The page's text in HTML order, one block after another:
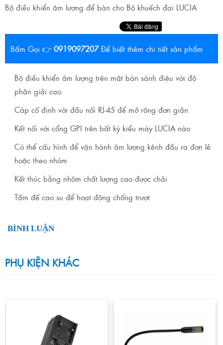
Bộ điều khiển âm lượng để bàn cho Bộ khuếch đại LUCIA
Bấm Gọi 👉 0919097207 Để biết thêm chi tiết sản phẩm
Bộ điều khiển âm lượng trên mặt bàn sành điệu với độ
phân giải cao
Cáp cố định với đầu nối RJ-45 để mở rộng đơn giản
Kết nối với cổng GPI trên bất kỳ kiểu máy LUCIA nào
Có thể cấu hình để vận hành âm lượng kênh đầu ra đơn lẻ
hoặc theo nhóm
Kết thúc bằng nhôm chất lượng cao được chải
Tấm đế cao su để hoạt động chống trượt
BÌNH LUẬN
PHỤ KIỆN KHÁC